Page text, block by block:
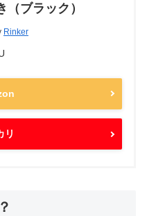
ブラック）
Rinker
リ